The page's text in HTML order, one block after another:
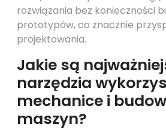
rozwiązania bez konieczności
prototypów, co znacznie
projektowania.
Jakie są
narzędzia
mechanice i
maszyn?